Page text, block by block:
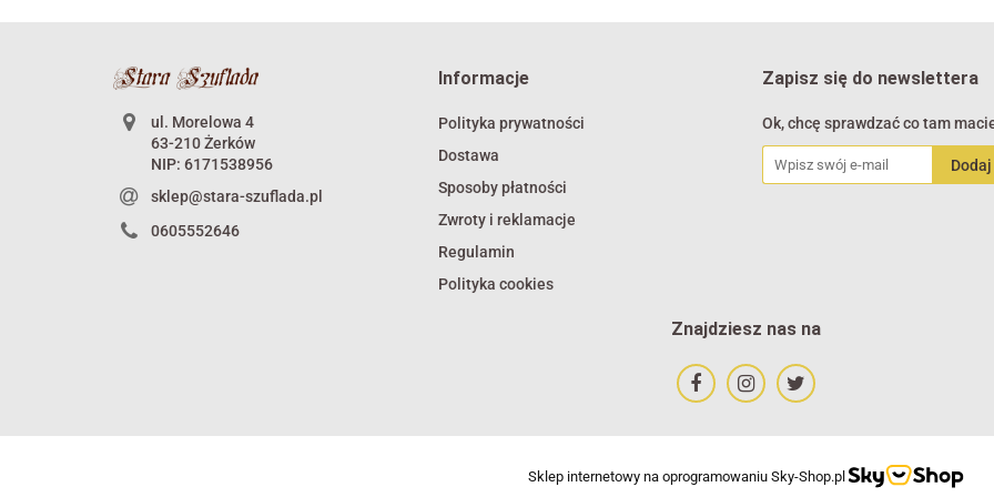
ul. Morelowa 4
63-210 Żerków
NIP: 6171538956
sklep@stara-szuflada.pl
0605552646
Informacje
Polityka prywatności
Dostawa
Sposoby płatności
Zwroty i reklamacje
Regulamin
Polityka cookies
Zapisz się do newslettera
Ok, chcę sprawdzać co tam
Znajdziesz nas na
Sklep internetowy na oprogramowaniu Sky-Shop.pl